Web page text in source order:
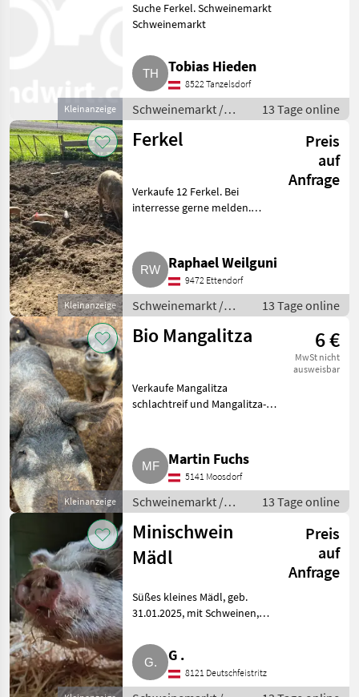
Kleinanzeige
Hällisch
Suche Ferkel. Schweinemarkt
Schweinemarkt
Tobias Hieden
8522 Tanzelsdorf
Schweinemarkt /
Schweinemarkt
13 Tage online
Kleinanzeige
Ferkel
Preis
auf
Anfrage
Verkaufe 12 Ferkel. Bei
interresse gerne melden.
Raphael Weilguni
9472 Ettendorf
Schweinemarkt /
Schweinemarkt
13 Tage online
Kleinanzeige
Bio Mangalitza 6 €
MwSt nicht
ausweisbar
Verkaufe Mangalitza
schlachtreif und Mangalitza-
Martin Fuchs
5141 Moosdorf
Schweinemarkt /
Schweinemarkt
13 Tage online
Minischwein
Mädl
Preis
auf
Anfrage
Süßes kleines Mädl, geb.
31.01.2025, mit Schweinen,
Hasen, Hunden aufgewachsen,
kinderlieb, kerngesund,
regelmäßig entwurmt, E-Zaun-
si
G .
8121 Deutschfeistritz